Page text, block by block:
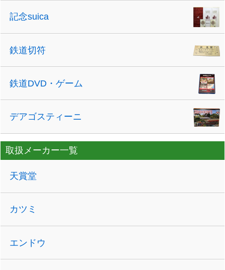
記念suica
鉄道切符
鉄道DVD・ゲーム
デアゴスティーニ
取扱メーカー一覧
天賞堂
カツミ
エンドウ